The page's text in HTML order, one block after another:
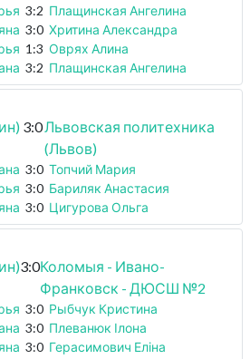
3:2 Плащинская Ангелина
3:0 Хритина Александра
1:3 Оврях Алина
3:2 Плащинская Ангелина
3:0 Львовская политехника
(Львов)
3:0 Топчий Мария
3:0 Бариляк Анастасия
3:0 Цигурова Ольга
3:0Коломыя - Ивано-
Франковск - ДЮСШ №2
3:0 Рыбчук Кристина
3:0 Плеванюк Ілона
3:0 Герасимович Еліна